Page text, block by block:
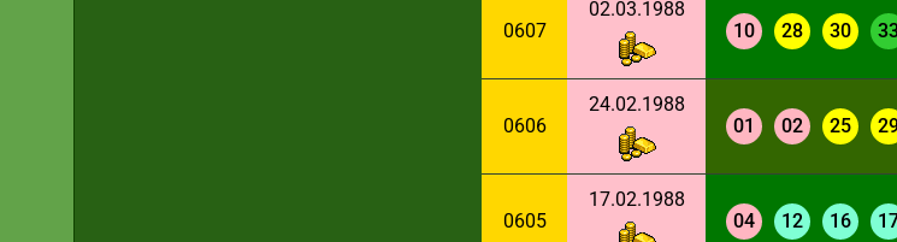
0607
02.03.1988
10
28 30
0606
24.02.1988
01
02 25
0605
17.02.1988
04
12 16